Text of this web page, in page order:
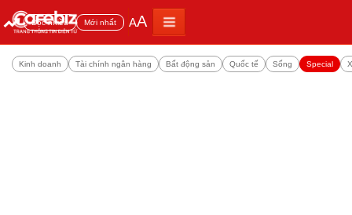
Đọc nhiều Mới nhất AA
Kinh doanh Tài chính ngân hàng Bất động sản Quốc tế Sống Special